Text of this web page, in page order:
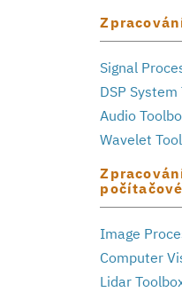
Signal
DSP
Audio
Wavelet
Image
Computer
Lidar